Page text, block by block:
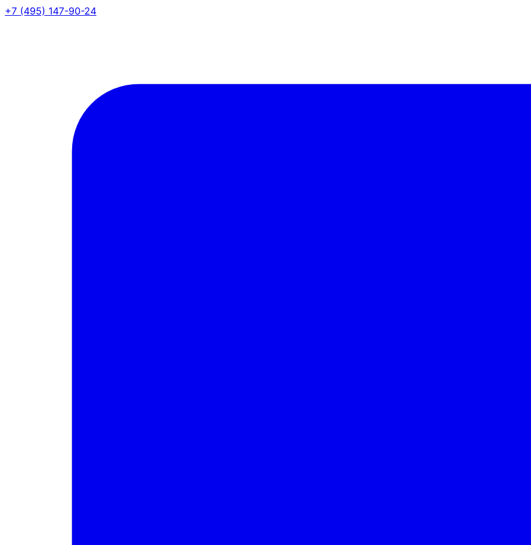
+7 (495) 147-90-24